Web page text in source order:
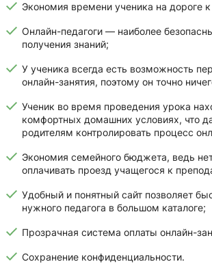
Экономия времени ученика на дороге
Онлайн-педагоги — наиболее
получения знаний;
У ученика всегда есть возможность
онлайн-занятия, поэтому он точно
Ученик во время проведения урока
комфортных домашних условиях, что
родителям контролировать процесс
Экономия семейного бюджета, ведь
оплачивать проезд учащегося к
Удобный и понятный сайт позволяет
нужного педагога в большом каталоге;
Прозрачная система оплаты онлайн-
Сохранение конфиденциальности.